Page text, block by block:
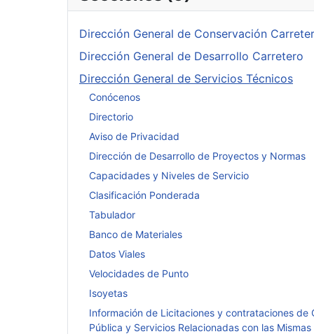
Dirección General de Conservación
Dirección General de Desarrollo Carretero
Dirección General de Servicios Técnicos
Conócenos
Directorio
Aviso de Privacidad
Dirección de Desarrollo de Proyectos y Normas
Capacidades y Niveles de Servicio
Clasificación Ponderada
Tabulador
Banco de Materiales
Datos Viales
Velocidades de Punto
Isoyetas
Información de Licitaciones y contrataciones de
Pública y Servicios Relacionadas con las Mismas